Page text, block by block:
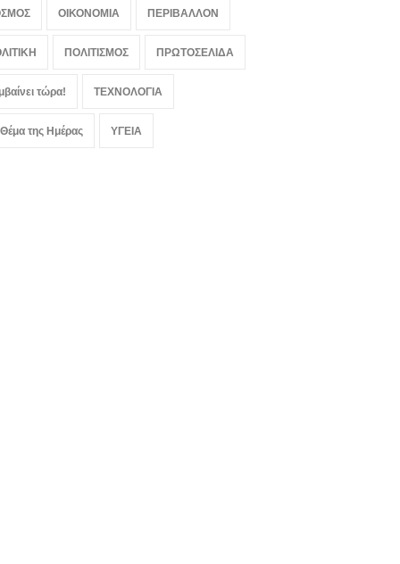
ΟΙΚΟΝΟΜΙΑ ΠΕΡΙΒΑΛΛΟΝ
ΠΟΛΙΤΙΣΜΟΣ ΠΡΩΤΟΣΕΛΙΔΑ
τώρα! ΤΕΧΝΟΛΟΓΙΑ
της Ημέρας ΥΓΕΙΑ